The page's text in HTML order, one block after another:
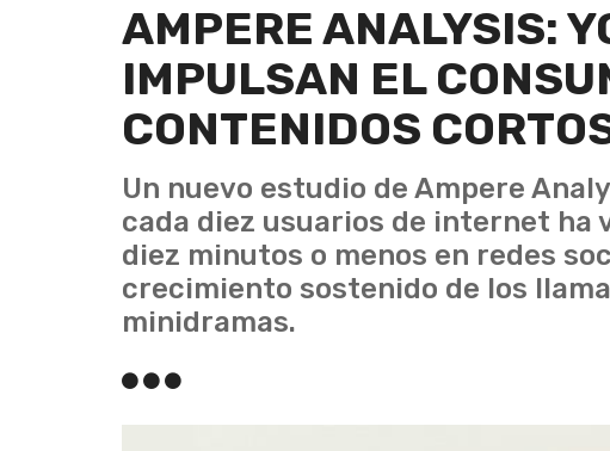
AMPERE ANALYSIS:
IMPULSAN EL
CONTENIDOS
Un nuevo estudio de Ampere
cada diez usuarios de internet ha
diez minutos o menos en redes
crecimiento sostenido de los
minidramas.